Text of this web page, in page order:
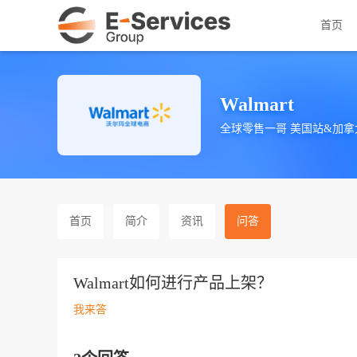
首页
Walmart
全球零售一哥 美国站&加拿
首页 简介 资讯 问答
Walmart如何进行产品上架？
我来答